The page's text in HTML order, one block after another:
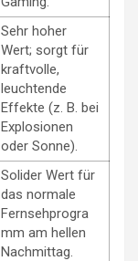
Sehr hoher
Wert; sorgt für
kraftvolle,
leuchtende
Effekte (z. B. bei
Explosionen
oder Sonne).
Solider Wert für
das normale
Fernsehprogra
mm am hellen
Nachmittag.